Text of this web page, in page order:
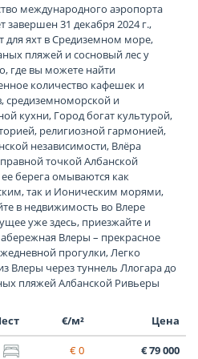
международного аэропорта
завершен 31 декабря 2024 г.,
для яхт в Средиземном море,
пляжей и сосновый лес у
где вы можете найти
количество кафешек и
средиземноморской и
кухни, Город богат культурой,
религиозной гармонией,
независимости, Влёра
точкой Албанской
берега омываются как
так и Ионическим морями,
в недвижимость во Влере
уже здесь, приезжайте и
Влеры – прекрасное
прогулки, Легко
Влеры через туннель Ллогара до
пляжей Албанской Ривьеры
€/м² Цена
€ 0 € 79 000